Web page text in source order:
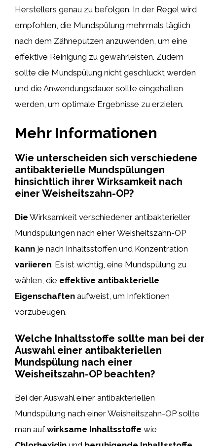
Herstellers genau zu befolgen. In der Regel wird
empfohlen, die Mundspülung mehrmals täglich
nach dem Zähneputzen anzuwenden, um eine
effektive Reinigung zu gewährleisten. Zudem
sollte die Mundspülung nicht geschluckt werden
und die Anwendungsdauer sollte eingehalten
werden, um optimale Ergebnisse zu erzielen.
Mehr Informationen
Wie unterscheiden sich verschiedene
antibakterielle Mundspülungen
hinsichtlich ihrer Wirksamkeit nach
einer Weisheitszahn-OP?
Die Wirksamkeit verschiedener antibakterieller
Mundspülungen nach einer Weisheitszahn-OP
kann je nach Inhaltsstoffen und Konzentration
variieren. Es ist wichtig, eine Mundspülung zu
wählen, die effektive antibakterielle
Eigenschaften aufweist, um Infektionen
vorzubeugen.
Welche Inhaltsstoffe sollte man bei der
Auswahl einer antibakteriellen
Mundspülung nach einer
Weisheitszahn-OP beachten?
Bei der Auswahl einer antibakteriellen
Mundspülung nach einer Weisheitszahn-OP sollte
man aufwirksame Inhaltsstoffe wie